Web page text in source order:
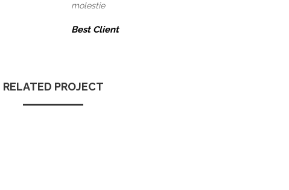
molestie
Best Client
RELATED PROJECT